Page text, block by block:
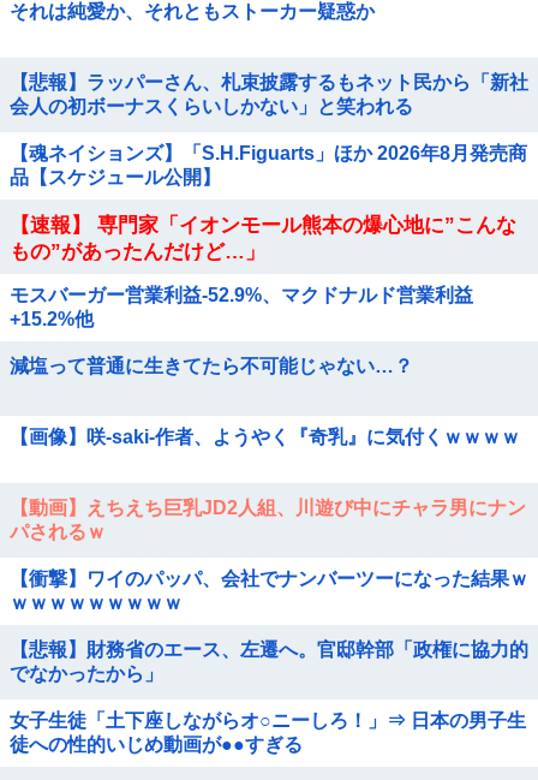
それは純愛か、それともストーカー疑惑か
【悲報】ラッパーさん、札束披露するもネット民から「新社
会人の初ボーナスくらいしかない」と笑われる
【魂ネイションズ】「S.H.Figuarts」ほか 2026年8月発売商
品【スケジュール公開】
【速報】 専門家「イオンモール熊本の爆心地に”こんな
もの”があったんだけど…」
モスバーガー営業利益-52.9%、マクドナルド営業利益
+15.2%他
減塩って普通に生きてたら不可能じゃない…？
【画像】咲-saki-作者、ようやく『奇乳』に気付くｗｗｗｗ
【動画】えちえち巨乳JD2人組、川遊び中にチャラ男にナン
パされるｗ
【衝撃】ワイのパッパ、会社でナンバーツーになった結果ｗ
ｗｗｗｗｗｗｗｗｗ
【悲報】財務省のエース、左遷へ。官邸幹部「政権に協力的
でなかったから」
女子生徒「土下座しながらオ○ニーしろ！」⇒ 日本の男子生
徒への性的いじめ動画が●●すぎる